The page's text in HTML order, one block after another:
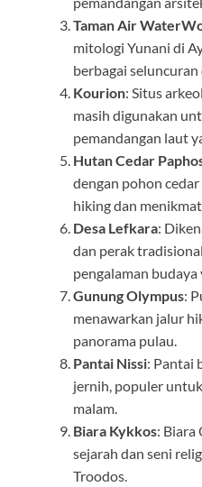
Taman Air
mitologi Yunani di
berbagai
Kourion: Situs
masih digunakan
pemandangan laut
Hutan Cedar
dengan pohon
hiking dan
Desa Lefkara:
dan perak
pengalaman
Gunung Olympus:
menawarkan jalur
panorama pulau.
Pantai Nissi: Pantai
jernih, populer
malam.
Biara Kykkos: Biara
sejarah dan seni
Troodos.